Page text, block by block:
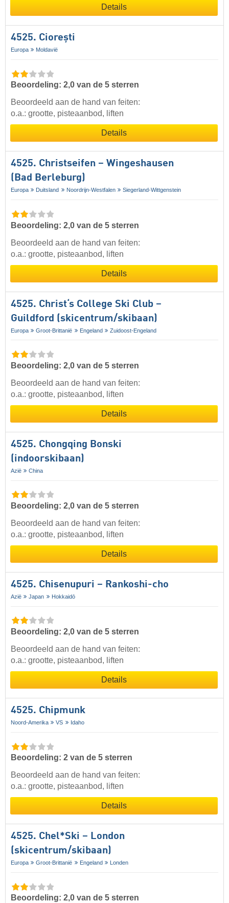
Details
4525. Ciorești
Europa Moldavië
Beoordeling: 2,0 van de 5 sterren
Beoordeeld aan de hand van feiten:
o.a.: grootte, pisteaanbod, liften
Details
4525. Christseifen – Wingeshausen
(Bad Berleburg)
Europa Duitsland Noordrijn-Westfalen Siegerland-Wittgenstein
Beoordeling: 2,0 van de 5 sterren
Beoordeeld aan de hand van feiten:
o.a.: grootte, pisteaanbod, liften
Details
4525. Christ‘s College Ski Club –
Guildford (skicentrum/skibaan)
Europa Groot-Brittanië Engeland Zuidoost-Engeland
Beoordeling: 2,0 van de 5 sterren
Beoordeeld aan de hand van feiten:
o.a.: grootte, pisteaanbod, liften
Details
4525. Chongqing Bonski
(indoorskibaan)
Azië China
Beoordeling: 2,0 van de 5 sterren
Beoordeeld aan de hand van feiten:
o.a.: grootte, pisteaanbod, liften
Details
4525. Chisenupuri – Rankoshi-cho
Azië Japan Hokkaidō
Beoordeling: 2,0 van de 5 sterren
Beoordeeld aan de hand van feiten:
o.a.: grootte, pisteaanbod, liften
Details
4525. Chipmunk
Noord-Amerika VS Idaho
Beoordeling: 2 van de 5 sterren
Beoordeeld aan de hand van feiten:
o.a.: grootte, pisteaanbod, liften
Details
4525. Chel*Ski – London
(skicentrum/skibaan)
Europa Groot-Brittanië Engeland Londen
Beoordeling: 2,0 van de 5 sterren